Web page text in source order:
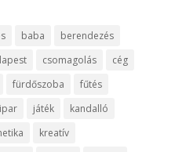
baba
berendezés
csomagolás
cég
fürdőszoba
fűtés
ipar játék
kandalló
kreatív